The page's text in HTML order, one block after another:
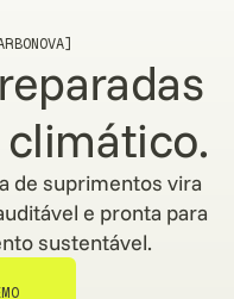
de suprimentos vira
e pronta para
sustentável.